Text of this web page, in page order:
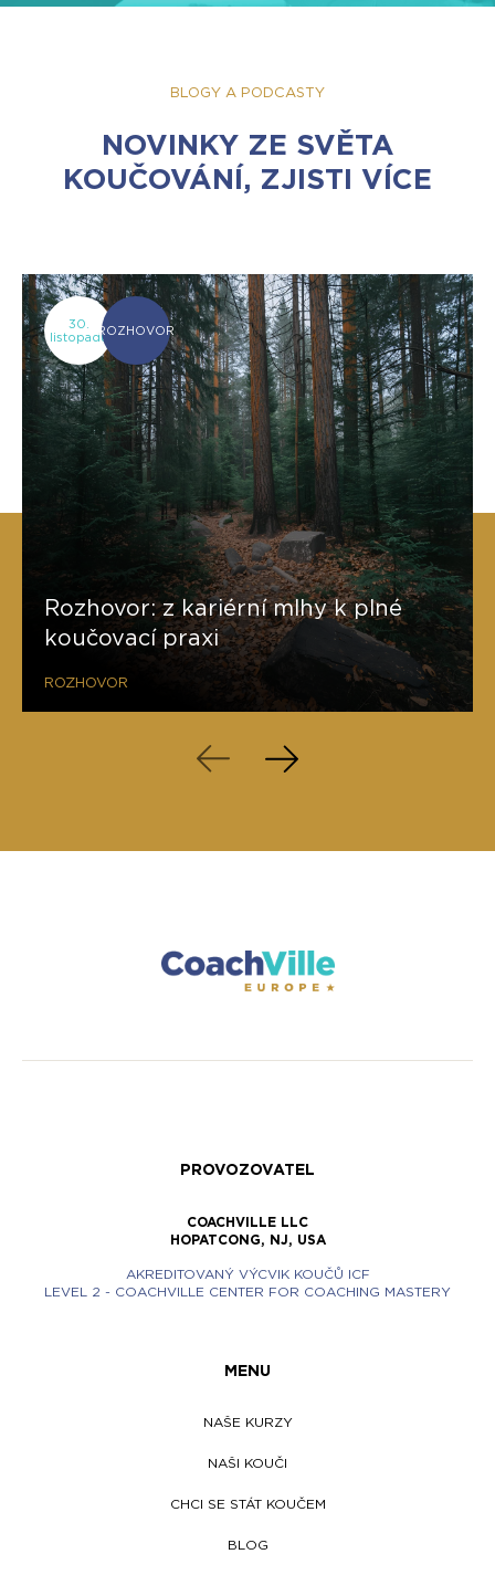
BLOGY A PODCASTY
NOVINKY ZE SVĚTA
KOUČOVÁNÍ, ZJISTI VÍCE
30.
listopaduROZHOVOR
Rozhovor: z kariérní mlhy k plné
koučovací praxi
ROZHOVOR
PROVOZOVATEL
COACHVILLE LLC
HOPATCONG, NJ, USA
AKREDITOVANÝ VÝCVIK KOUČŮ ICF
LEVEL 2 - COACHVILLE CENTER FOR COACHING MASTERY
MENU
NAŠE KURZY
NAŠI KOUČI
CHCI SE STÁT KOUČEM
BLOG